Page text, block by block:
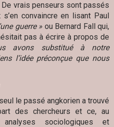
vrais penseurs sont passés
convaincre en lisant Paul
guerre » ou Bernard Fall qui,
pas à écrire à propos de
avons substitué à notre
l’idée préconçue que nous
le passé angkorien a trouvé
des chercheurs et ce, au
sociologiques et